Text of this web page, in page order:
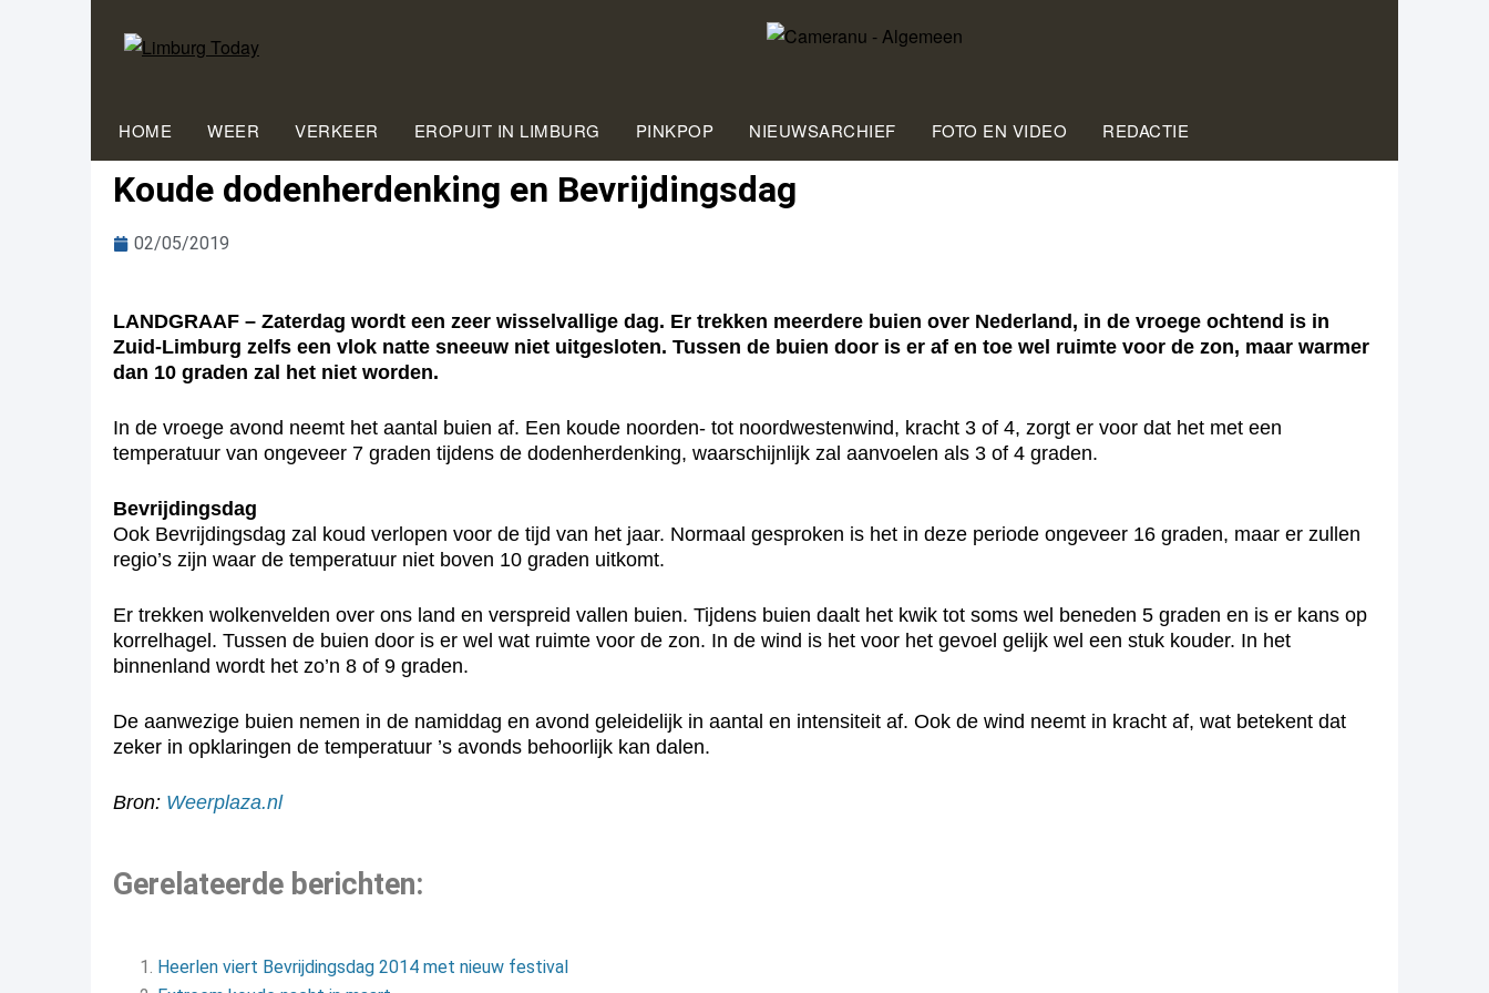
HOME WEER VERKEER EROPUIT IN LIMBURG PINKPOP NIEUWSARCHIEF FOTO EN VIDEO REDACTIE
Koude dodenherdenking en Bevrijdingsdag
02/05/2019
LANDGRAAF – Zaterdag wordt een zeer wisselvallige dag. Er trekken meerdere buien over Nederland, in de vroege ochtend is in
Zuid-Limburg zelfs een vlok natte sneeuw niet uitgesloten. Tussen de buien door is er af en toe wel ruimte voor de zon, maar warmer
dan 10 graden zal het niet worden.
In de vroege avond neemt het aantal buien af. Een koude noorden- tot noordwestenwind, kracht 3 of 4, zorgt er voor dat het met een
temperatuur van ongeveer 7 graden tijdens de dodenherdenking, waarschijnlijk zal aanvoelen als 3 of 4 graden.
Bevrijdingsdag
Ook Bevrijdingsdag zal koud verlopen voor de tijd van het jaar. Normaal gesproken is het in deze periode ongeveer 16 graden, maar er zullen
regio’s zijn waar de temperatuur niet boven 10 graden uitkomt.
Er trekken wolkenvelden over ons land en verspreid vallen buien. Tijdens buien daalt het kwik tot soms wel beneden 5 graden en is er kans op
korrelhagel. Tussen de buien door is er wel wat ruimte voor de zon. In de wind is het voor het gevoel gelijk wel een stuk kouder. In het
binnenland wordt het zo’n 8 of 9 graden.
De aanwezige buien nemen in de namiddag en avond geleidelijk in aantal en intensiteit af. Ook de wind neemt in kracht af, wat betekent dat
zeker in opklaringen de temperatuur ’s avonds behoorlijk kan dalen.
Bron: Weerplaza.nl
Gerelateerde berichten:
Heerlen viert Bevrijdingsdag 2014 met nieuw festival